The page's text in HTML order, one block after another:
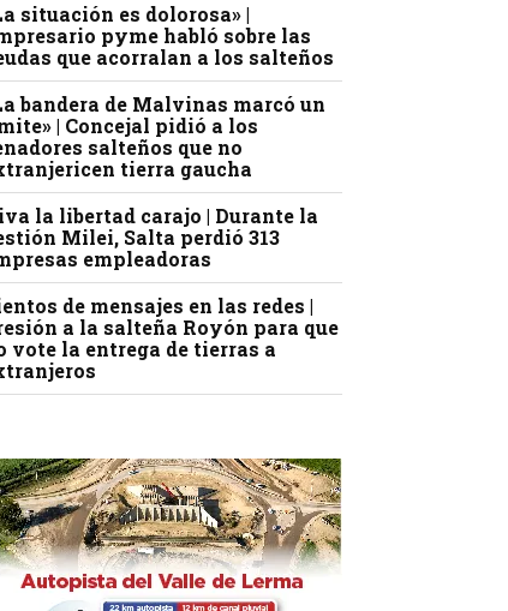
situación es dolorosa» |
pyme habló sobre las
que acorralan a los salteños
bandera de Malvinas marcó un
| Concejal pidió a los
salteños que no
tierra gaucha
la libertad carajo | Durante la
Milei, Salta perdió 313
empleadoras
de mensajes en las redes |
a la salteña Royón para que
vote la entrega de tierras a